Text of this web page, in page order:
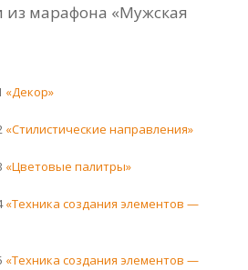
марафона «Мужская
«Декор»
«Стилистические направления»
«Цветовые палитры»
«Техника создания элементов —
«Техника создания элементов —